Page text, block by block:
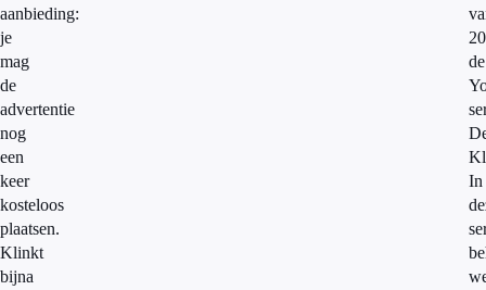
aanbieding:
je
mag
de
advertentie
nog
een
keer
kosteloos
plaatsen.
Klinkt
bijna
de
In